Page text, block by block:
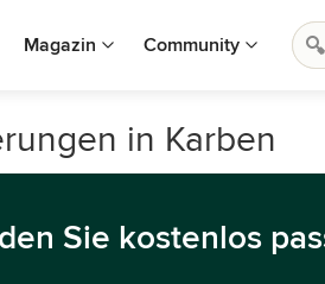
Magazin Community
in Karben
Sie kostenlos